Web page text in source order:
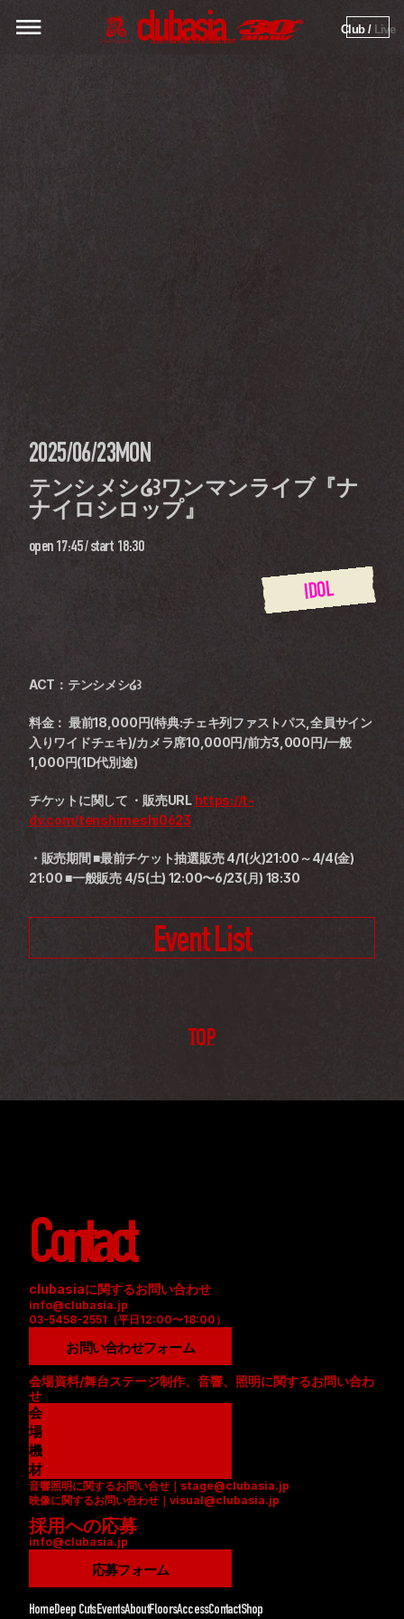
Club / Live
2025/06/23MON
テンシメシ໒꒱ワンマンライブ『ナ
ナイロシロップ』
open 17:45 / start 18:30
IDOL
ACT：テンシメシ໒꒱
料金： 最前18,000円(特典:チェキ列ファストパス,全員サイン
入りワイドチェキ)/カメラ席10,000円/前方3,000円/一般
1,000円(1D代別途)
チケットに関して ・販売URL https://t-
dv.com/tenshimeshi0623
・販売期間 ■最前チケット抽選販売 4/1(火)21:00～4/4(金)
21:00 ■一般販売 4/5(土) 12:00〜6/23(月) 18:30
Event List
TOP
Contact
clubasiaに関するお問い合わせ
info@clubasia.jp
03-5458-2551（平日12:00〜18:00）
お問い合わせフォーム
会場資料/舞台ステージ制作、音響、照明に関するお問い合わ
せ
会
場
資
料
(
P
D
F
機
材
リ
ス
ト
(
D
F
音響照明に関するお問い合せ｜stage@clubasia.jp
映像に関するお問い合わせ｜visual@clubasia.jp
採用への応募
info@clubasia.jp
応募フォーム
HomeDeep CutsEventsAboutFloorsAccessContactShop